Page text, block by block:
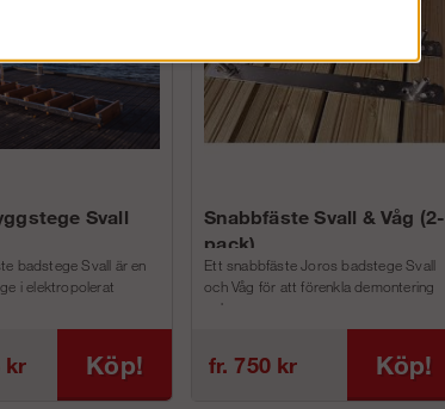
Svall
badstege Svall är en
i elektropolerat
kr Köp!
Snabbfäste Svall & Våg (2-
pack)
Ett snabbfäste Joros badstege Svall
och Våg för att förenkla demontering
och m...
fr. 750 kr Köp!